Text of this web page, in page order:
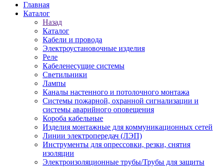
Главная
Каталог
Назад
Каталог
Кабели и провода
Электроустановочные изделия
Реле
Кабеленесущие системы
Светильники
Лампы
Каналы настенного и потолочного монтажа
Системы пожарной, охранной сигнализации и
системы аварийного оповещения
Короба кабельные
Изделия монтажные для коммуникационных сетей
Линии электропередач (ЛЭП)
Инструменты для опрессовки, резки, снятия
изоляции
Электроизоляционные трубы/Трубы для защиты